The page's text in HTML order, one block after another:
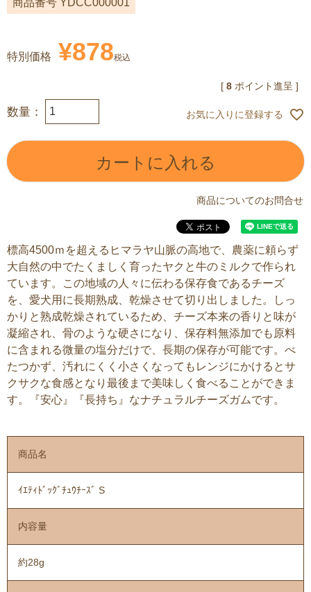
商品番号 YDCC000001
特別価格 ¥878税込
[ 8 ポイント進呈 ]
お気に入りに登録する
カートに入れる
商品についてのお問合せ
標高4500ｍを超えるヒマラヤ山脈の高地で、農薬に頼らず
大自然の中でたくましく育ったヤクと牛のミルクで作られ
ています。この地域の人々に伝わる保存食であるチーズ
を、愛犬用に長期熟成、乾燥させて切り出しました。しっ
かりと熟成乾燥されているため、チーズ本来の香りと味が
凝縮され、骨のような硬さになり、保存料無添加でも原料
に含まれる微量の塩分だけで、長期の保存が可能です。べ
たつかず、汚れにくく小さくなってもレンジにかけるとサ
クサクな食感となり最後まで美味しく食べることができま
す。『安心』『長持ち』なナチュラルチーズガムです。
商品名
ｲｴﾃｨﾄﾞｯｸﾞﾁｭｳﾁｰｽﾞ S
内容量
約28g